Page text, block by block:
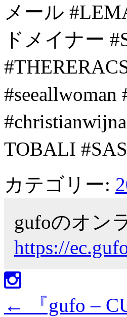
メール
ドメイナー
TOBALI
カテゴリー:
gufoのオン
https://
←
『gufo –